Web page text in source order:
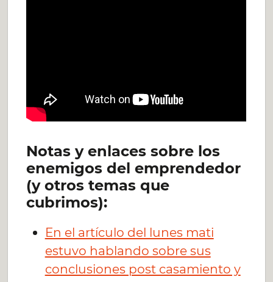
Notas y enlaces sobre los
enemigos del emprendedor
(y otros temas que
cubrimos):
En el artículo del lunes mati
estuvo hablando sobre sus
conclusiones post casamiento y